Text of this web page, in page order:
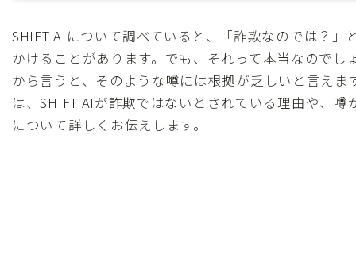
SHIFT AIについて調べていると、「詐欺なのでは？」
かけることがあります。でも、それって本当なのでし
から言うと、そのような噂には根拠が乏しいと言えま
は、SHIFT AIが詐欺ではないとされている理由や、噂
について詳しくお伝えします。